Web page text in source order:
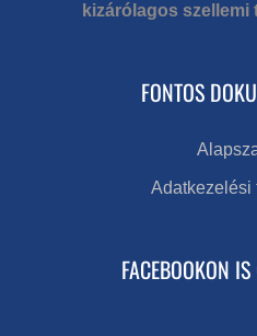
kizárólagos
FONTOS
Adatkezelési
FACEBOOKON